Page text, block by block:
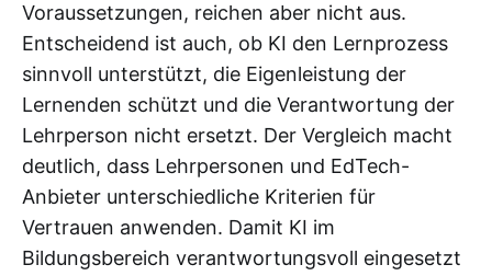
Voraussetzungen, reichen aber nicht aus.
Entscheidend ist auch, ob KI den Lernprozess
sinnvoll unterstützt, die Eigenleistung der
Lernenden schützt und die Verantwortung der
Lehrperson nicht ersetzt. Der Vergleich macht
deutlich, dass Lehrpersonen und EdTech-
Anbieter unterschiedliche Kriterien für
Vertrauen anwenden. Damit KI im
Bildungsbereich verantwortungsvoll eingesetzt